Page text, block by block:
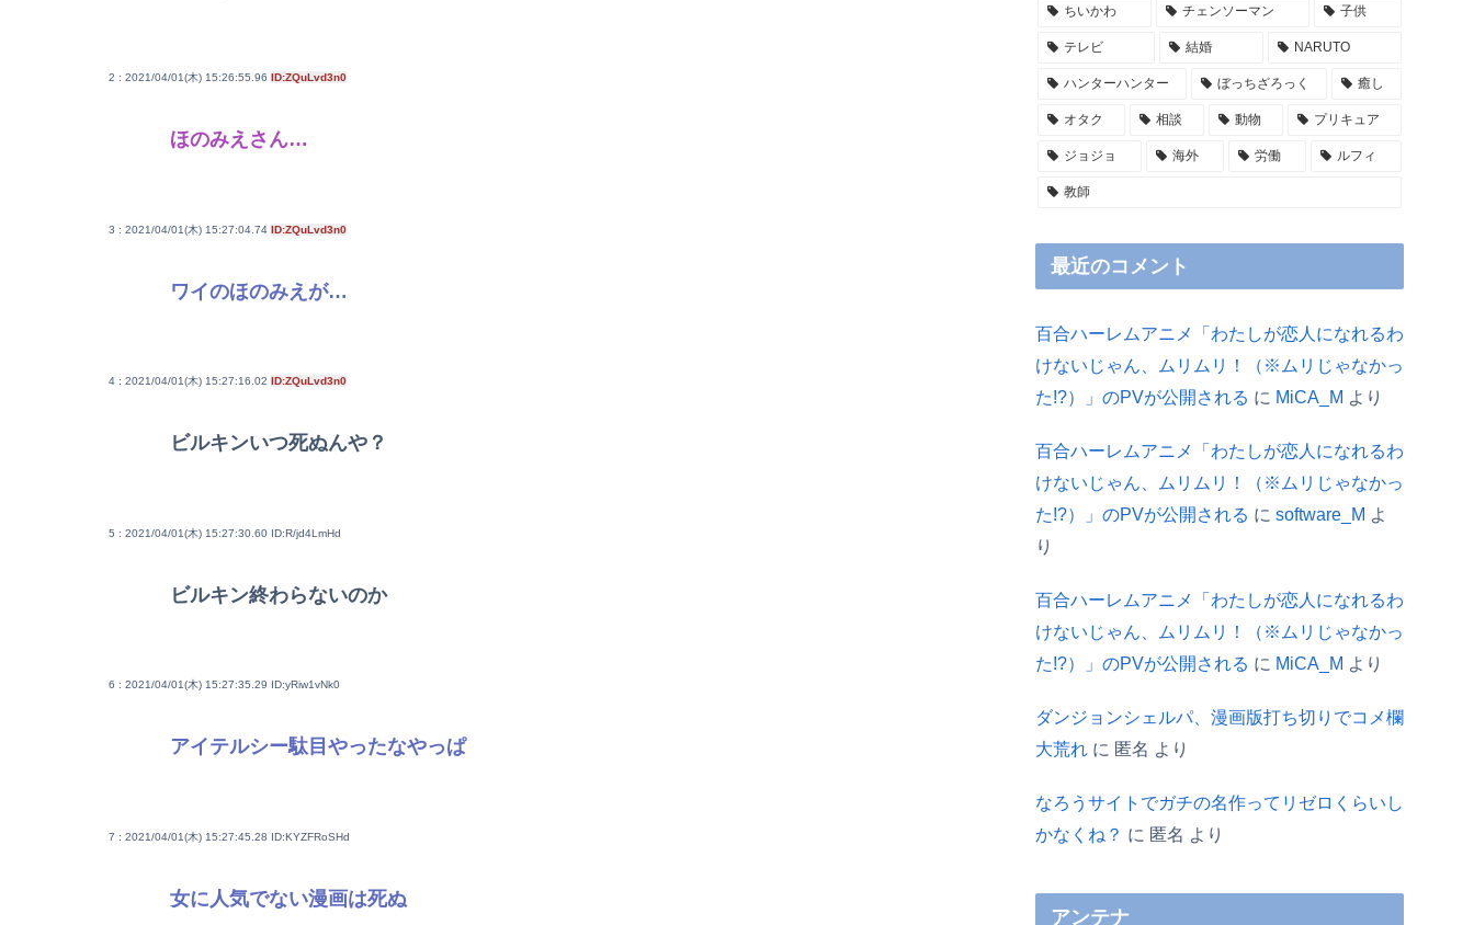
2 : 2021/04/01(木) 15:26:55.96 ID:ZQuLvd3n0
ほのみえさん…
3 : 2021/04/01(木) 15:27:04.74 ID:ZQuLvd3n0
ワイのほのみえが…
4 : 2021/04/01(木) 15:27:16.02 ID:ZQuLvd3n0
ビルキンいつ死ぬんや？
5 : 2021/04/01(木) 15:27:30.60 ID:R/jd4LmHd
ビルキン終わらないのか
6 : 2021/04/01(木) 15:27:35.29 ID:yRiw1vNk0
アイテルシー駄目やったなやっぱ
7 : 2021/04/01(木) 15:27:45.28 ID:KYZFRoSHd
女に人気でない漫画は死ぬ
ちいかわ チェンソーマン 子供
テレビ 結婚 NARUTO
ハンターハンター ぼっちざろっく 癒し
オタク 相談 動物 プリキュア
ジョジョ 海外 労働 ルフィ
教師
最近のコメント
百合ハーレムアニメ「わたしが恋人になれるわ
けないじゃん、ムリムリ！（※ムリじゃなかっ
た!?）」のPVが公開される に MiCA_M より
百合ハーレムアニメ「わたしが恋人になれるわ
けないじゃん、ムリムリ！（※ムリじゃなかっ
た!?）」のPVが公開される に software_M よ
り
百合ハーレムアニメ「わたしが恋人になれるわ
けないじゃん、ムリムリ！（※ムリじゃなかっ
た!?）」のPVが公開される に MiCA_M より
ダンジョンシェルパ、漫画版打ち切りでコメ欄
大荒れ に 匿名 より
なろうサイトでガチの名作ってリゼロくらいし
かなくね？ に 匿名 より
アンテナ